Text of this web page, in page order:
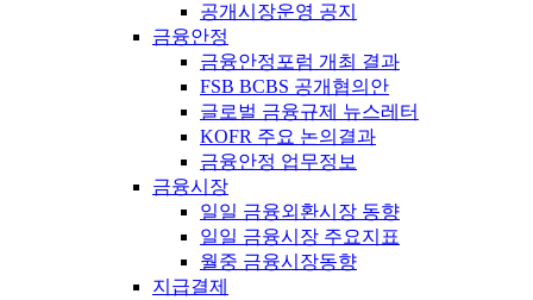
공개시장운영 공지
금융안정
금융안정포럼 개최 결과
FSB BCBS 공개협의안
글로벌 금융규제 뉴스레터
KOFR 주요 논의결과
금융안정 업무정보
금융시장
일일 금융외환시장 동향
일일 금융시장 주요지표
월중 금융시장동향
지급결제